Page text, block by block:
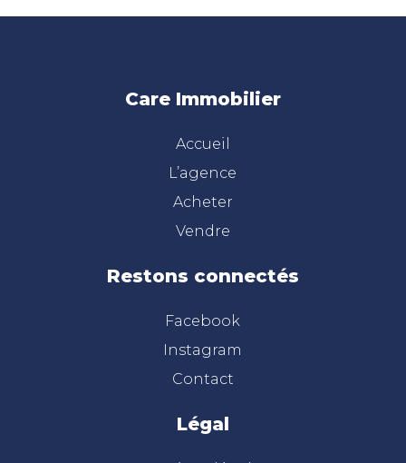
Care Immobilier
Accueil
L’agence
Acheter
Vendre
Restons connectés
Facebook
Instagram
Contact
Légal